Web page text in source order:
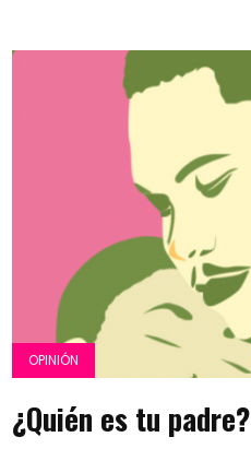
OPINIÓN
¿Quién es tu padre?